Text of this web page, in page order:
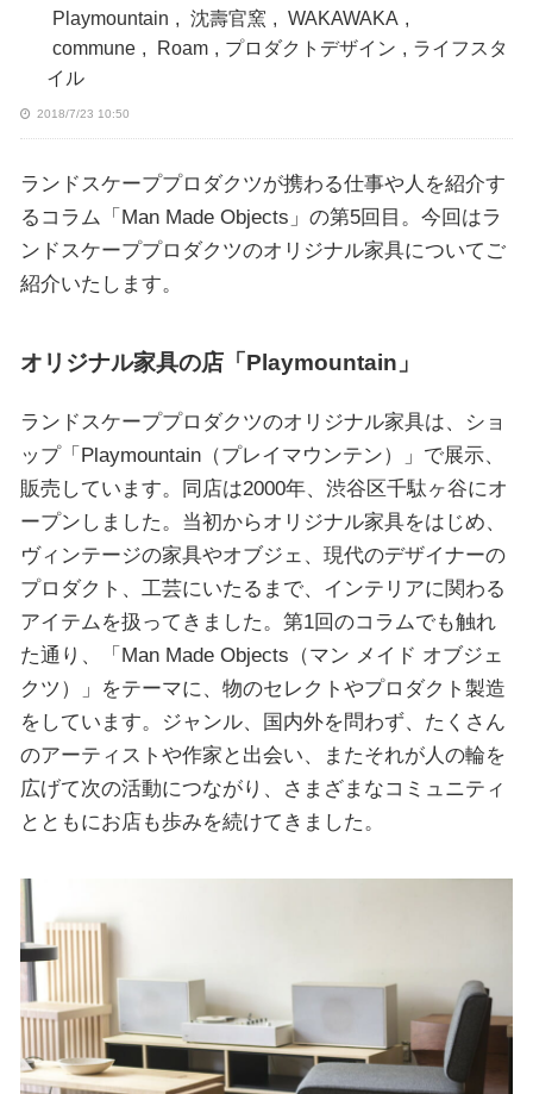
Playmountain , 沈壽官窯 , WAKAWAKA ,
commune , Roam , プロダクトデザイン , ライフスタ
イル
2018/7/23 10:50
ランドスケーププロダクツが携わる仕事や人を紹介す
るコラム「Man Made Objects」の第5回目。今回はラ
ンドスケーププロダクツのオリジナル家具についてご
紹介いたします。
オリジナル家具の店「Playmountain」
ランドスケーププロダクツのオリジナル家具は、ショ
ップ「Playmountain（プレイマウンテン）」で展示、
販売しています。同店は2000年、渋谷区千駄ヶ谷にオ
ープンしました。当初からオリジナル家具をはじめ、
ヴィンテージの家具やオブジェ、現代のデザイナーの
プロダクト、工芸にいたるまで、インテリアに関わる
アイテムを扱ってきました。第1回のコラムでも触れ
た通り、「Man Made Objects（マン メイド オブジェ
クツ）」をテーマに、物のセレクトやプロダクト製造
をしています。ジャンル、国内外を問わず、たくさん
のアーティストや作家と出会い、またそれが人の輪を
広げて次の活動につながり、さまざまなコミュニティ
とともにお店も歩みを続けてきました。